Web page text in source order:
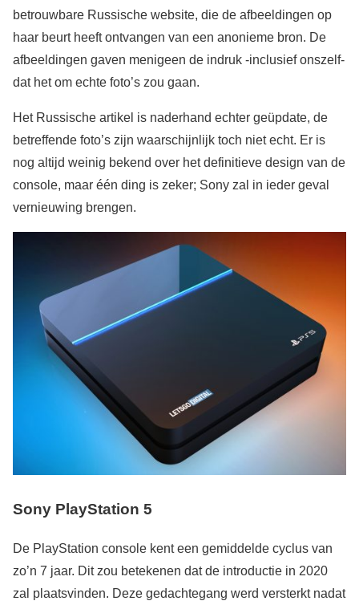
betrouwbare Russische website, die de afbeeldingen op
haar beurt heeft ontvangen van een anonieme bron. De
afbeeldingen gaven menigeen de indruk -inclusief onszelf-
dat het om echte foto’s zou gaan.
Het Russische artikel is naderhand echter geüpdate, de
betreffende foto’s zijn waarschijnlijk toch niet echt. Er is
nog altijd weinig bekend over het definitieve design van de
console, maar één ding is zeker; Sony zal in ieder geval
vernieuwing brengen.
Sony PlayStation 5
De PlayStation console kent een gemiddelde cyclus van
zo’n 7 jaar. Dit zou betekenen dat de introductie in 2020
zal plaatsvinden. Deze gedachtegang werd versterkt nadat